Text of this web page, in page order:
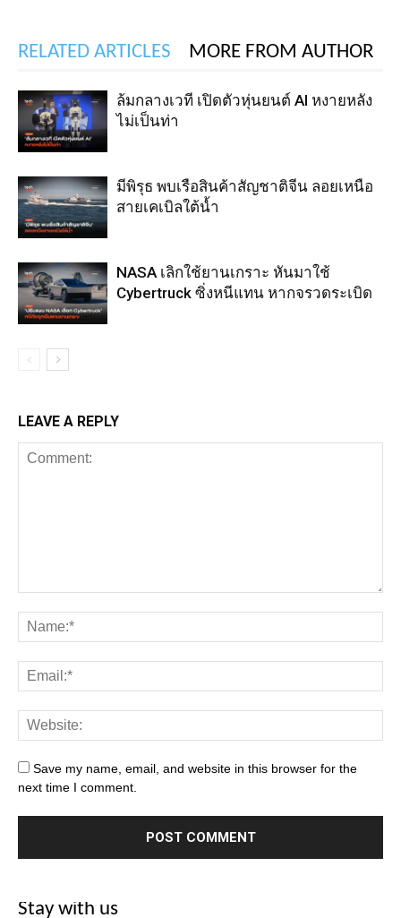
RELATED ARTICLES MORE FROM AUTHOR
ล้มกลางเวที เปิดตัวหุ่นยนต์ AI หงายหลัง
ไม่เป็นท่า
มีพิรุธ พบเรือสินค้าสัญชาติจีน ลอยเหนือ
สายเคเบิลใต้น้ำ
NASA เลิกใช้ยานเกราะ หันมาใช้
Cybertruck ซิ่งหนีแทน หากจรวดระเบิด
LEAVE A REPLY
Save my name, email, and website in this browser for the
next time I comment.
Stay with us